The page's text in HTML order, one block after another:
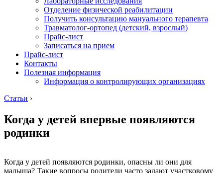
Отделение физической реабилитации
Получить консультацию мануального терапевта
Травматолог-ортопед (детский, взрослый)
Прайс-лист
Записаться на прием
Прайс-лист
Контакты
Полезная информация
Информация о контролирующих организациях
Статьи ›
Когда у детей впервые появляются
родинки
Когда у детей появляются родинки, опасны ли они для
малыша? Такие вопросы родители часто задают участковому